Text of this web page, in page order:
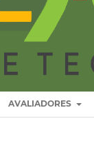
AVALIADORES